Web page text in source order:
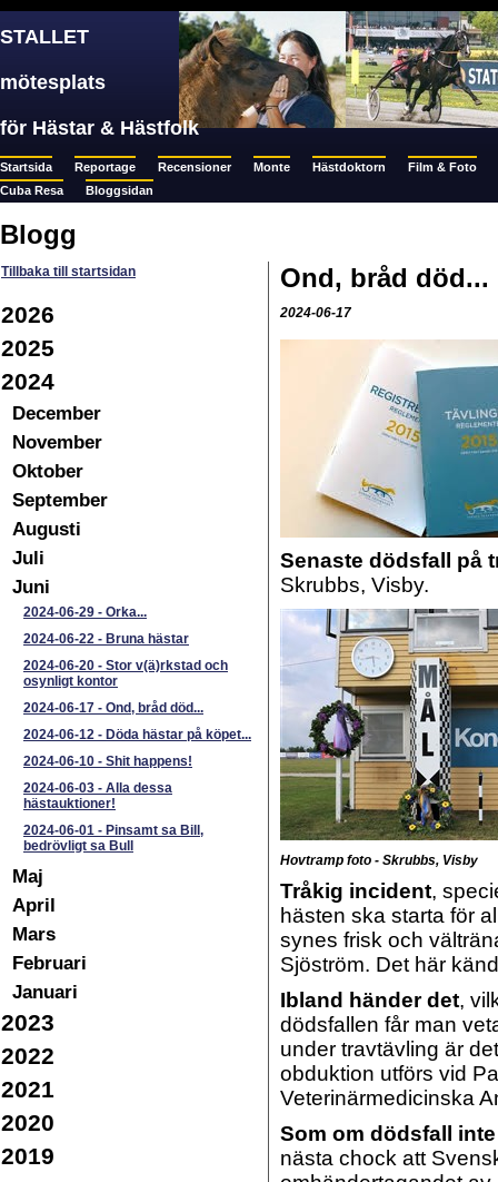
STALLET
mötesplats
för Hästar & Hästfolk
Startsida Reportage Recensioner Monte Hästdoktorn
Film & Foto
Cuba Resa
Bloggsidan
Blogg
Tillbaka till startsidan
2026
2025
2024
December
November
Oktober
September
Augusti
Juli
Juni
2024-06-29 - Orka...
2024-06-22 - Bruna hästar
2024-06-20 - Stor v(ä)rkstad och
osynligt kontor
2024-06-17 - Ond, bråd död...
2024-06-12 - Döda hästar på köpet...
2024-06-10 - Shit happens!
2024-06-03 - Alla dessa
hästauktioner!
2024-06-01 - Pinsamt sa Bill,
bedrövligt sa Bull
Maj
April
Mars
Februari
Januari
2023
2022
2021
2020
2019
Ond, bråd död...
2024-06-17
Senaste dödsfall på
Skrubbs, Visby.
Hovtramp foto - Skrubbs, Visby
Tråkig incident,
hästen ska starta för
synes frisk och
Sjöström. Det här
Ibland händer det,
dödsfallen får man
under travtävling är
obduktion utförs vid
Veterinärmedicinska
Som om dödsfall
nästa chock att